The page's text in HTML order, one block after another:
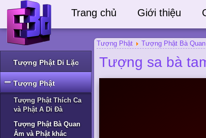
Trang chủ Giới thiệu
Tượng Phật Tượng Phật Bà
Tượng sa bà
Tượng Phật Di Lặc
Tượng Phật
Tượng Phật Thích Ca
và Phật A Di Đà
Tượng Phật Bà Quan
Âm và Phật khác